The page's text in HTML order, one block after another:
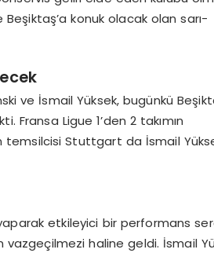
konuk olacak olan sarı-
ve İsmail Yüksek, bugünkü
Fransa Ligue 1’den 2 takımın
temsilcisi Stuttgart da İsmail
etkileyici bir performans
haline geldi. İsmail